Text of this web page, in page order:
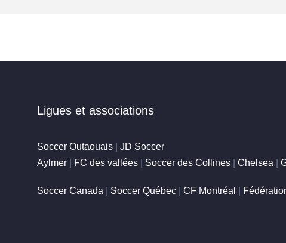
Ligues et associations
Soccer Outaouais| JD Soccer
Aylmer| FC des vallées| Soccer des Collines| Chelsea
Soccer Canada Soccer Québec| CF Montréal